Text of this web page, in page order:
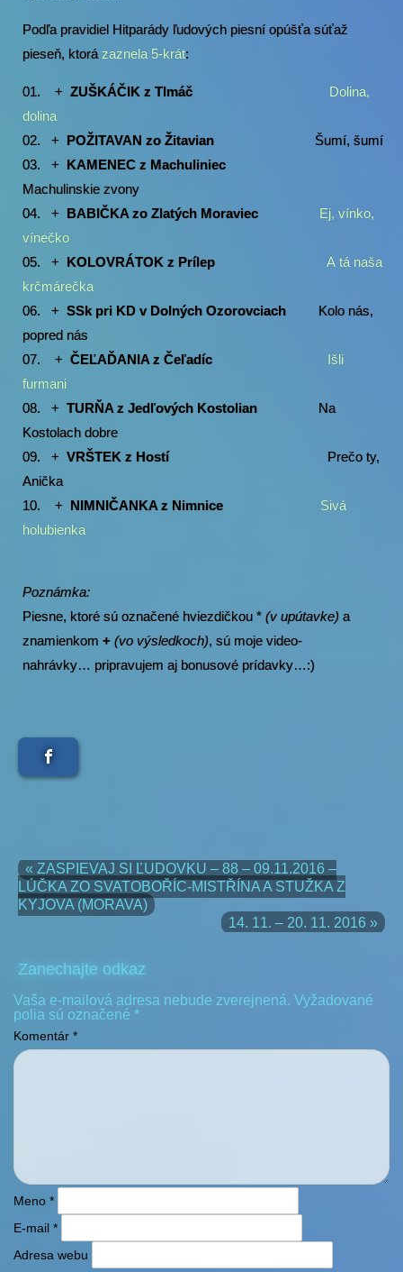
Podľa pravidiel Hitparády ľudových piesní opúšťa súťaž
pieseň, ktorá zaznela 5-krát:
01. + ZUŠKÁČIK z Tlmáč Dolina,
dolina
02. + POŽITAVAN zo Žitavian Šumí, šumí
03. + KAMENEC z Machuliniec
Machulinskie zvony
04. + BABIČKA zo Zlatých Moraviec Ej, vínko,
vínečko
05. + KOLOVRÁTOK z Prílep A tá naša
krčmárečka
06. + SSk pri KD v Dolných Ozorovciach Kolo nás,
popred nás
07.
+ ČEĽAĎANIA z Čeľadíc
Išli
furmani
08. + TURŇA z Jedľových Kostolian Na
Kostolach dobre
09. + VRŠTEK z Hostí Prečo ty,
Anička
10.
+ NIMNIČANKA z Nimnice Sivá
holubienka
Poznámka:
Piesne, ktoré sú označené hviezdičkou * (v upútavke) a
znamienkom + (vo výsledkoch), sú moje video-
nahrávky… pripravujem aj bonusové prídavky…:)
« ZASPIEVAJ SI ĽUDOVKU – 88 – 09.11.2016 –
LÚČKA ZO SVATOBOŘÍC-MISTŘÍNA A STUŽKA Z
KYJOVA (MORAVA)
14. 11. – 20. 11. 2016 »
Zanechajte odkaz
Vaša e-mailová adresa nebude zverejnená. Vyžadované
polia sú označené *
Komentár *
Meno *
E-mail *
Adresa webu